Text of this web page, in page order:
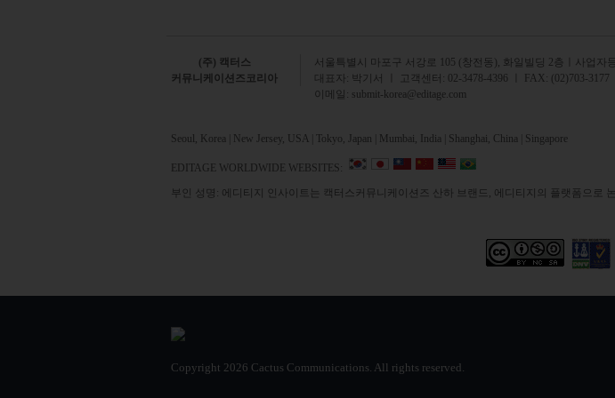
(주) 캑터스
커뮤니케이션즈코리아
서 울특별시 마포구 서강로 105 (창전동), 화일빌딩 2 층
ㅣ사업자
대표자: 박기서 ㅣ 고객센터:
02-3478-4396 ㅣ FAX: (02)703-3177
이메일: submit-korea@editage.com
Seoul, Korea | New Jersey, USA | Tokyo, Japan | Mumbai, India | Shanghai, China | Singapore
EDITAGE WORLDWIDE WEBSITES:
부인 성명: 에디티지 인사이트는 캑터스커뮤니케이션즈 산하 브랜드, 에디티지의 플랫폼으로
Copyright 2026 Cactus Communications. All rights reserved.